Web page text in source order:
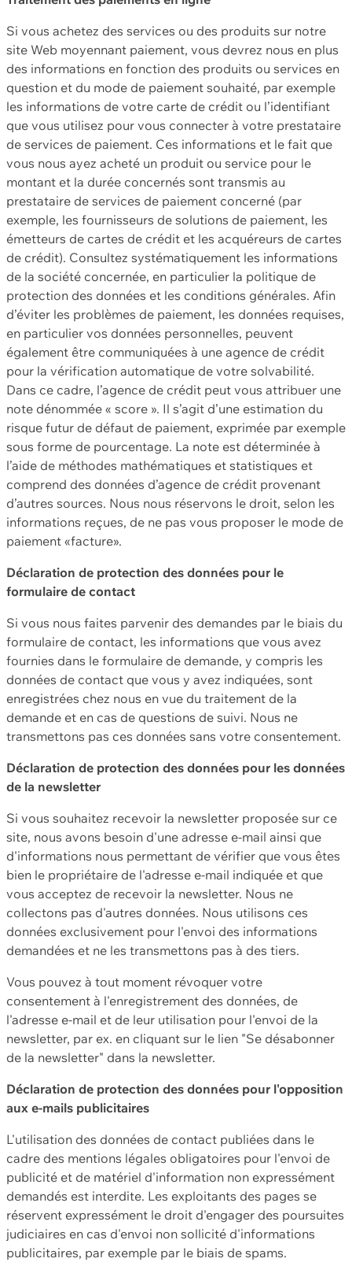
Si vous achetez des services ou des produits sur notre
site Web moyennant paiement, vous devrez nous en plus
des informations en fonction des produits ou services en
question et du mode de paiement souhaité, par exemple
les informations de votre carte de crédit ou l’identifiant
que vous utilisez pour vous connecter à votre prestataire
de services de paiement. Ces informations et le fait que
vous nous ayez acheté un produit ou service pour le
montant et la durée concernés sont transmis au
prestataire de services de paiement concerné (par
exemple, les fournisseurs de solutions de paiement, les
émetteurs de cartes de crédit et les acquéreurs de cartes
de crédit). Consultez systématiquement les informations
de la société concernée, en particulier la politique de
protection des données et les conditions générales. Afin
d’éviter les problèmes de paiement, les données requises,
en particulier vos données personnelles, peuvent
également être communiquées à une agence de crédit
pour la vérification automatique de votre solvabilité.
Dans ce cadre, l’agence de crédit peut vous attribuer une
note dénommée « score ». Il s’agit d’une estimation du
risque futur de défaut de paiement, exprimée par exemple
sous forme de pourcentage. La note est déterminée à
l’aide de méthodes mathématiques et statistiques et
comprend des données d’agence de crédit provenant
d’autres sources. Nous nous réservons le droit, selon les
informations reçues, de ne pas vous proposer le mode de
paiement «facture».
Déclaration de protection des données pour le
formulaire de contact
Si vous nous faites parvenir des demandes par le biais du
formulaire de contact, les informations que vous avez
fournies dans le formulaire de demande, y compris les
données de contact que vous y avez indiquées, sont
enregistrées chez nous en vue du traitement de la
demande et en cas de questions de suivi. Nous ne
transmettons pas ces données sans votre consentement.
Déclaration de protection des données pour les données
de la newsletter
Si vous souhaitez recevoir la newsletter proposée sur ce
site, nous avons besoin d'une adresse e-mail ainsi que
d'informations nous permettant de vérifier que vous êtes
bien le propriétaire de l'adresse e-mail indiquée et que
vous acceptez de recevoir la newsletter. Nous ne
collectons pas d'autres données. Nous utilisons ces
données exclusivement pour l'envoi des informations
demandées et ne les transmettons pas à des tiers.
Vous pouvez à tout moment révoquer votre
consentement à l'enregistrement des données, de
l'adresse e-mail et de leur utilisation pour l'envoi de la
newsletter, par ex. en cliquant sur le lien "Se désabonner
de la newsletter" dans la newsletter.
Déclaration de protection des données pour l'opposition
aux e-mails publicitaires
L'utilisation des données de contact publiées dans le
cadre des mentions légales obligatoires pour l'envoi de
publicité et de matériel d'information non expressément
demandés est interdite. Les exploitants des pages se
réservent expressément le droit d'engager des poursuites
judiciaires en cas d'envoi non sollicité d'informations
publicitaires, par exemple par le biais de spams.